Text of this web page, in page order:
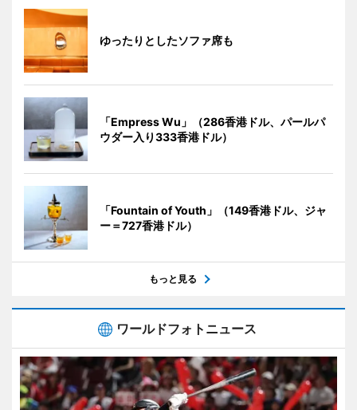
ゆったりとしたソファ席も
「Empress Wu」（286香港ドル、パールパ
ウダー入り333香港ドル）
「Fountain of Youth」（149香港ドル、ジャ
ー＝727香港ドル）
もっと見る
ワールドフォトニュース